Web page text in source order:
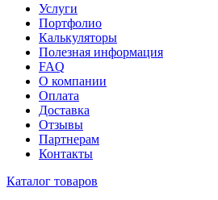
Услуги
Портфолио
Калькуляторы
Полезная информация
FAQ
О компании
Оплата
Доставка
Отзывы
Партнерам
Контакты
Каталог товаров